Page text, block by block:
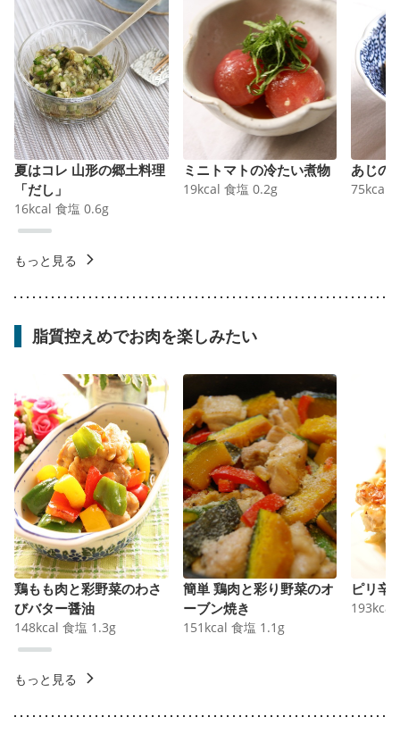
夏はコレ 山形の郷土料理
「だし」
16kcal 食塩 0.6g
ミニトマトの冷たい煮物
19kcal 食塩 0.2g
あじの
75kcal
もっと見る
脂質控えめでお肉を楽しみたい
鶏もも肉と彩野菜のわさ
びバター醤油
148kcal 食塩 1.3g
簡単 鶏肉と彩り野菜のオ
ーブン焼き
151 kcal 食塩 1.1 g
ピリ辛
193kcal
もっと見る